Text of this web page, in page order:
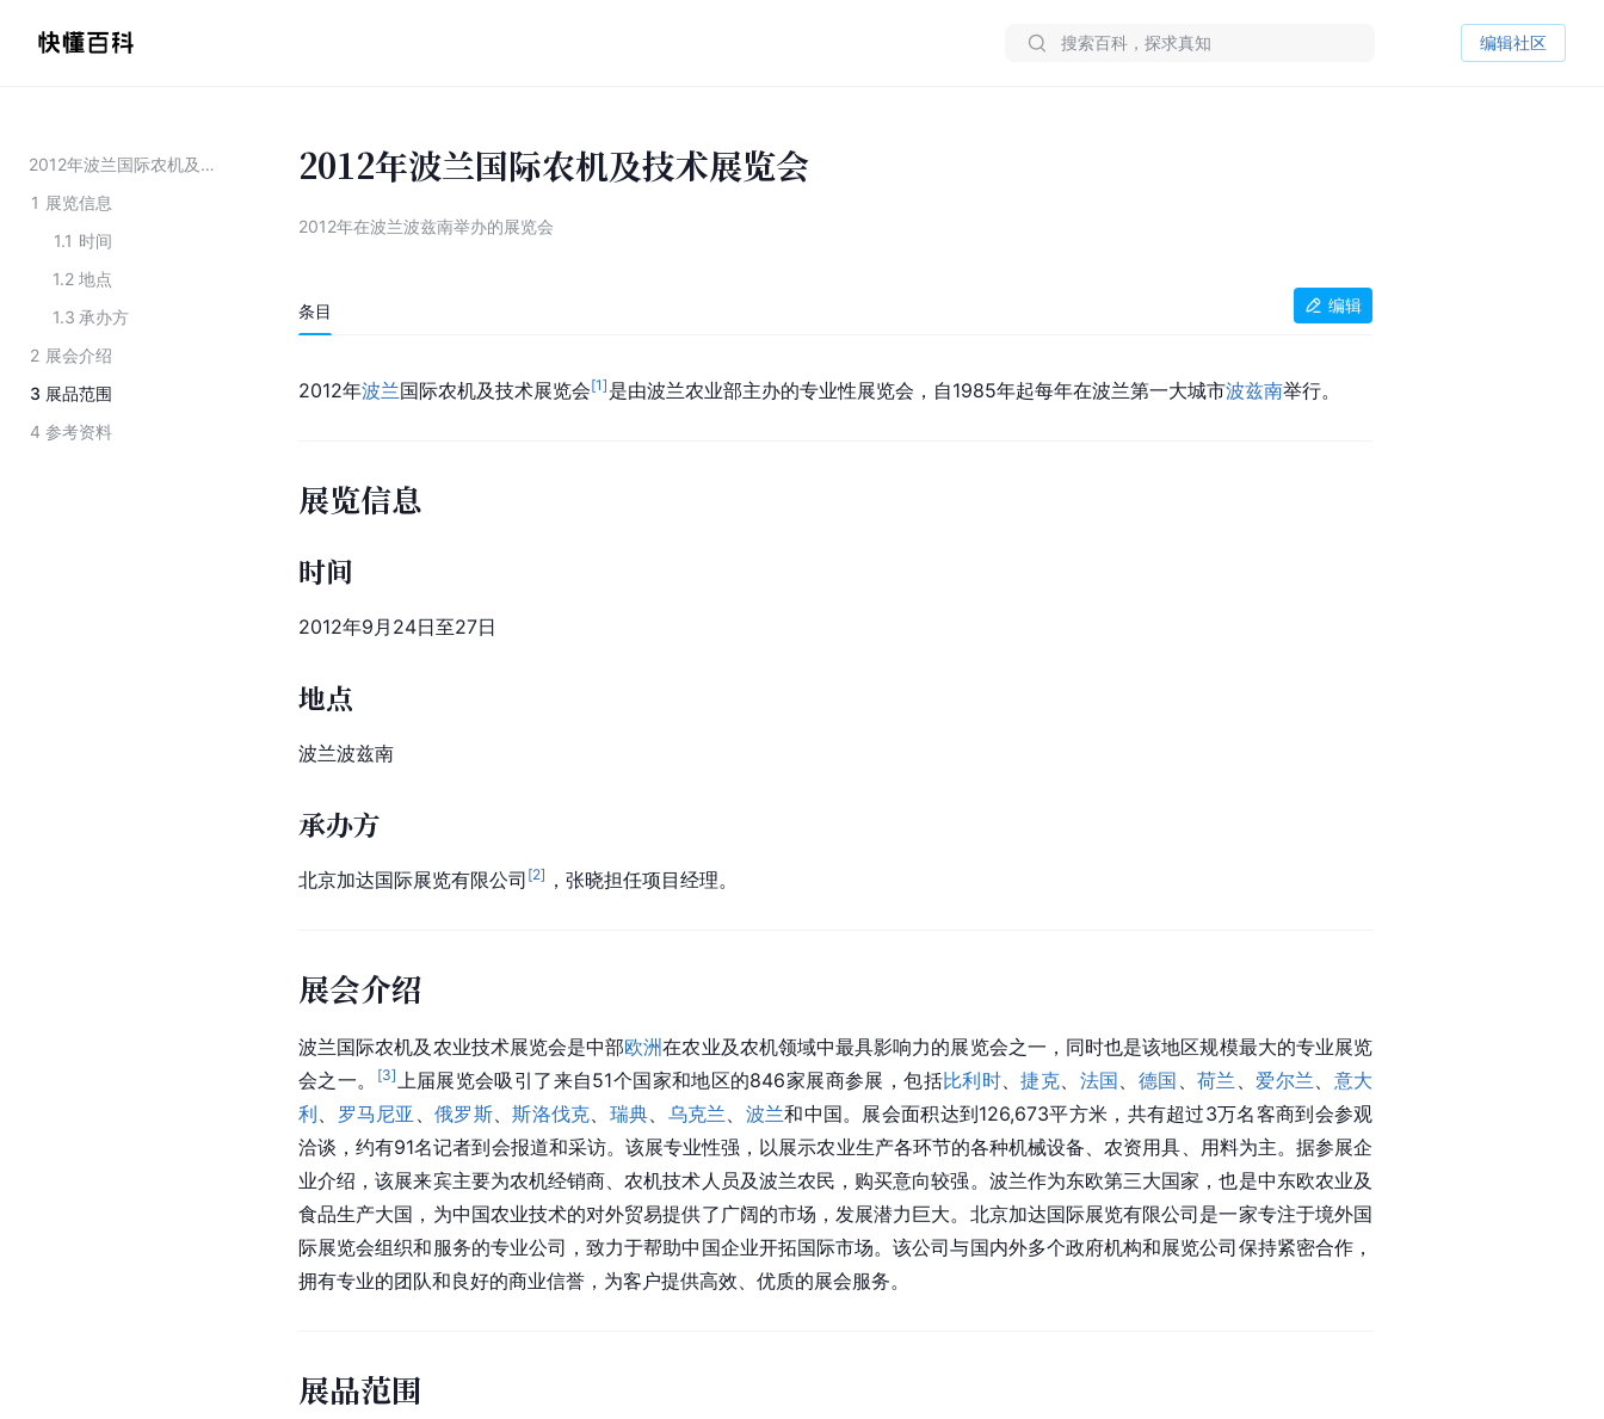
编辑社区
2012年波兰国际农机及技术展览会
1 展览信息
1.1 时间
1.2 地点
1.3 承办方
2 展会介绍
3 展品范围
4 参考资料
2012年波兰国际农机及技术展览会
2012年在波兰波兹南举办的展览会
条目 编辑
2012年波兰国际农机及技术展览会[1] 是由波兰农业部主办的专业性展览会，自1985年起每年在波兰第一大城市波兹南举行。
展览信息
时间
2012年9月24日至27日
地点
波兰波兹南
承办方
北京加达国际展览有限公司 [2] ，张晓担任项目经理。
展会介绍
波兰国际农机及农业技术展览会是中部欧洲在农业及农机领域中最具影响力的展览会之一，同时也是该地区规模最大的专业展览
会之一。
[3]上届展览会吸引了来自51个国家和地区的846家展商参展，包括比利时、捷克、 法国、 德国 、 荷兰 、爱尔兰、 意大
利、 罗马尼亚 、俄罗斯、斯洛伐克、 瑞典、 乌克兰、 波兰和中国。展会面积达到126,673平方米，共有超过3万名客商到会参观
洽谈，约有91名记者到会报道和采访。该展专业性强，以展示农业生产各环节的各种机械设备、农资用具、用料为主。据参展企
业介绍，该展来宾主要为农机经销商、农机技术人员及波兰农民，购买意向较强。波兰作为东欧第三大国家，也是中东欧农业及
食品生产大国，为中国农业技术的对外贸易提供了广阔的市场，发展潜力巨大。北京加达国际展览有限公司是一家专注于境外国
际展览会组织和服务的专业公司，致力于帮助中国企业开拓国际市场。该公司与国内外多个政府机构和展览公司保持紧密合作，
拥有专业的团队和良好的商业信誉，为客户提供高效、优质的展会服务。
展品范围